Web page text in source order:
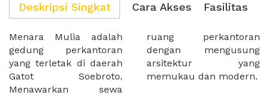
Deskripsi Singkat Cara Akses Fasilitas
Menara Mulia adalah
gedung perkantoran
yang terletak di daerah
Gatot Soebroto.
Menawarkan sewa
ruang perkantoran
dengan mengusung
arsitektur yang
memukau dan modern.